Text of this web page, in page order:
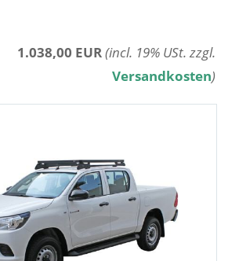
1.038,00 EUR(incl. 19% USt. zzgl.
Versandkosten)